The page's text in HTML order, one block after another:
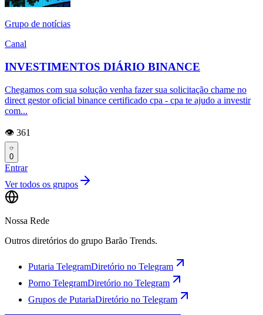
Grupo de notícias
Canal
INVESTIMENTOS DIÁRIO BINANCE
Chegamos com sua solução venha fazer sua solicitação chame no
direct gestor oficial binance certificado cpa - cpa te ajudo a investir
com...
👁️ 361
0
Entrar
Ver todos os grupos
Nossa Rede
Outros diretórios do grupo Barão Trends.
Putaria TelegramDiretório no Telegram
Porno TelegramDiretório no Telegram
Grupos de PutariaDiretório no Telegram